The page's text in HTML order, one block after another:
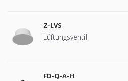
Z-LVS
Lüftungsventil
FD-Q-A-H